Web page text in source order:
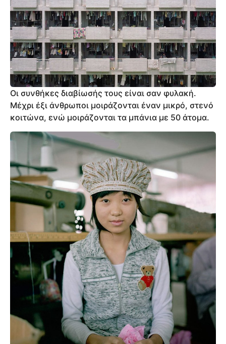
Οι συνθήκες διαβίωσής τους είναι σαν φυλακή.
Μέχρι έξι άνθρωποι μοιράζονται έναν μικρό, στενό
κοιτώνα, ενώ μοιράζονται τα μπάνια με 50 άτομα.